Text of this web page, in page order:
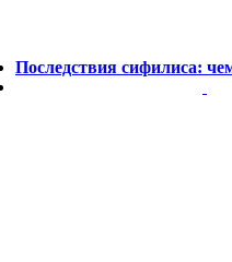
Последствия сифилиса: